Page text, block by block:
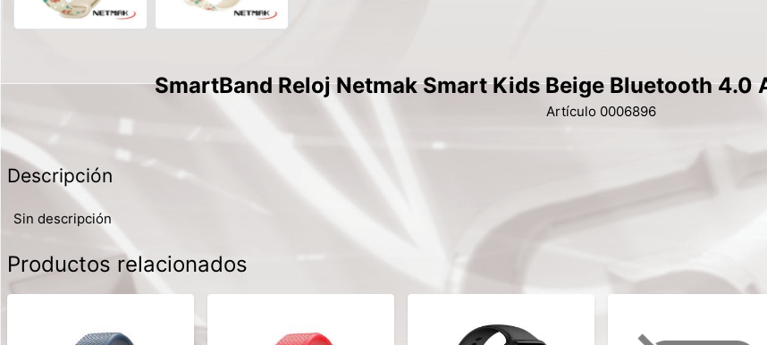
SmartBand Reloj Netmak Smart Kids Beige Bluetooth 4.0
Artículo 0006896
Descripción
Sin descripción
Productos relacionados